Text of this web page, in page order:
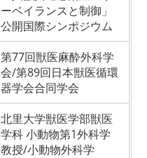
ーベイランスと制御」
公開国際シンポジウム
第77回獣医麻酔外科学
会/第89回日本獣医循環
器学会合同学会
北里大学獣医学部獣医
学科 小動物第1外科学
教授/小動物外科学